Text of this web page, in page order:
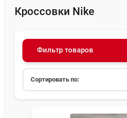
Кроссовки Nike
Фильтр товаров
Сортировать по: